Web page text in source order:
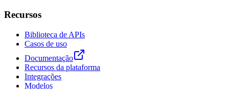
Recursos
Biblioteca de APIs
Casos de uso
Documentação
Recursos da plataforma
Integrações
Modelos